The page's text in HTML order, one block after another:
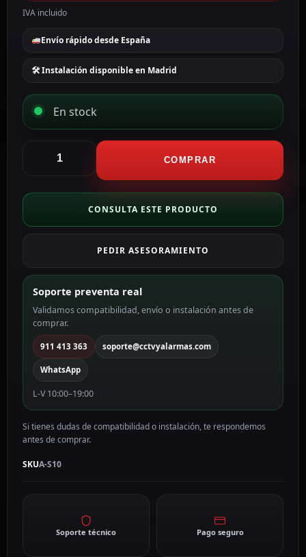
IVA incluido
Envío rápido desde España
🛠 Instalación disponible en Madrid
En stock
Contacto
FDP
para
empotrar
madera
A-
S10
cantidad
COMPRAR
CONSULTA ESTE PRODUCTO
PEDIR ASESORAMIENTO
Soporte preventa real
Validamos compatibilidad, envío o instalación antes de
comprar.
911 413 363 soporte@cctvyalarmas.com
WhatsApp
L-V 10:00–19:00
Si tienes dudas de compatibilidad o instalación, te respondemos
antes de comprar.
SKUA-S10
Soporte técnico Pago seguro